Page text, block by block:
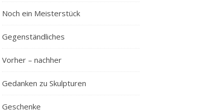
Noch ein Meisterstück
Gegenständliches
Vorher – nachher
Gedanken zu Skulpturen
Geschenke